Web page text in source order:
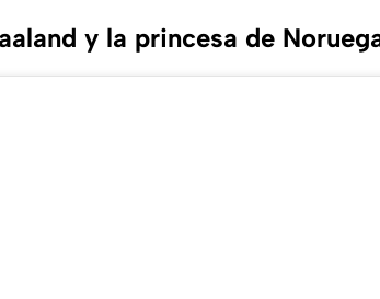
y la princesa de